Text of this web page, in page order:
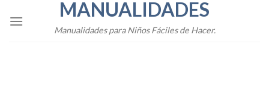
MANUALIDADES
Manualidades para Niños Fáciles de Hacer.